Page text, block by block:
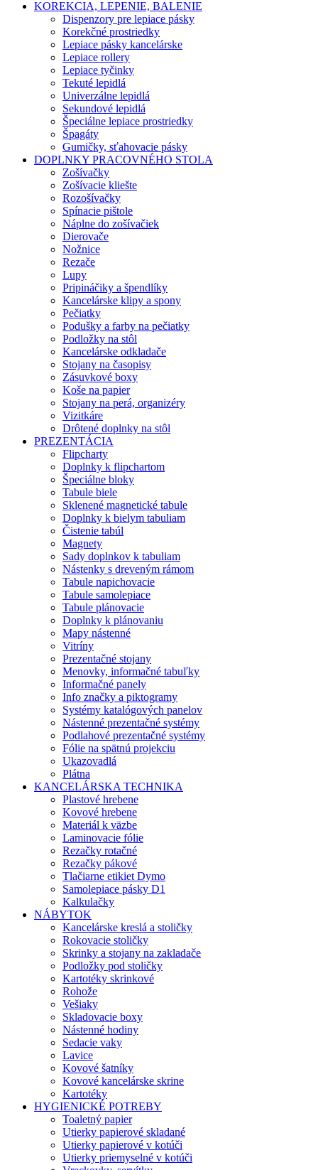
KOREKCIA, LEPENIE, BALENIE
Dispenzory pre lepiace pásky
Korekčné prostriedky
Lepiace pásky kancelárske
Lepiace rollery
Lepiace tyčinky
Tekuté lepidlá
Univerzálne lepidlá
Sekundové lepidlá
Špeciálne lepiace prostriedky
Špagáty
Gumičky, sťahovacie pásky
DOPLNKY PRACOVNÉHO STOLA
Zošívačky
Zošívacie kliešte
Rozošívačky
Spínacie pištole
Náplne do zošívačiek
Dierovače
Nožnice
Rezače
Lupy
Pripináčiky a špendlíky
Kancelárske klipy a spony
Pečiatky
Podušky a farby na pečiatky
Podložky na stôl
Kancelárske odkladače
Stojany na časopisy
Zásuvkové boxy
Koše na papier
Stojany na perá, organizéry
Vizitkáre
Drôtené doplnky na stôl
PREZENTÁCIA
Flipcharty
Doplnky k flipchartom
Špeciálne bloky
Tabule biele
Sklenené magnetické tabule
Doplnky k bielym tabuliam
Čistenie tabúl
Magnety
Sady doplnkov k tabuliam
Nástenky s dreveným rámom
Tabule napichovacie
Tabule samolepiace
Tabule plánovacie
Doplnky k plánovaniu
Mapy nástenné
Vitríny
Prezentačné stojany
Menovky, informačné tabuľky
Informačné panely
Info značky a piktogramy
Systémy katalógových panelov
Nástenné prezentačné systémy
Podlahové prezentačné systémy
Fólie na spätnú projekciu
Ukazovadlá
Plátna
KANCELÁRSKA TECHNIKA
Plastové hrebene
Kovové hrebene
Materiál k väzbe
Laminovacie fólie
Rezačky rotačné
Rezačky pákové
Tlačiarne etikiet Dymo
Samolepiace pásky D1
Kalkulačky
NÁBYTOK
Kancelárske kreslá a stoličky
Rokovacie stoličky
Skrinky a stojany na zakladače
Podložky pod stoličky
Kartotéky skrinkové
Rohože
Vešiaky
Skladovacie boxy
Nástenné hodiny
Sedacie vaky
Lavice
Kovové šatníky
Kovové kancelárske skrine
Kartotéky
HYGIENICKÉ POTREBY
Toaletný papier
Utierky papierové skladané
Utierky papierové v kotúči
Utierky priemyselné v kotúči